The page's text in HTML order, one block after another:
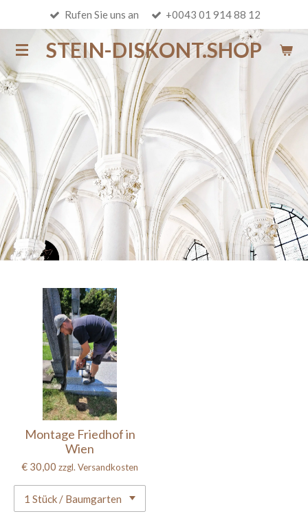
Hauptinhalt
springenSTEIN-DISKONT.SHOP
Rufen Sie uns an +0043 01 914 88 12
Montage Friedhof in
Wien
€ 30,00 zzgl. Versandkosten